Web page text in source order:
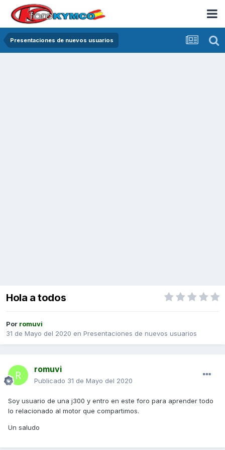
Presentaciones de nuevos usuarios
Hola a todos
Por romuvi
31 de Mayo del 2020 en Presentaciones de nuevos usuarios
romuvi
Publicado 31 de Mayo del 2020
Soy usuario de una j300 y entro en este foro para aprender todo
lo relacionado al motor que compartimos.
Un saludo